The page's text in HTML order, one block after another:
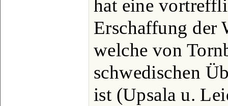
hat eine
Erschaffung der
welche von
schwedischen
ist (Upsala u.